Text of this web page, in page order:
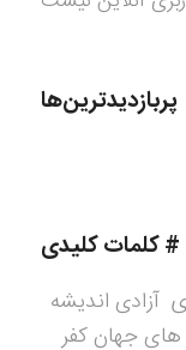
پربازدیدترین‌ها
# کلمات کلیدی
آزادی اندیشه
های جهان کفر